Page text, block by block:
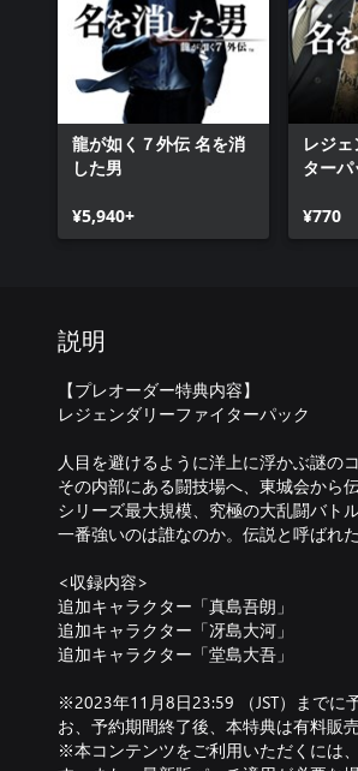
龍が如く７外伝 名を消
した男
¥5,940+
レジ
ターパ
¥770
説明
【プレオーダー特典内容】
レジェンダリーファイターパック
人目を避けるように洋上に浮かぶ謎の
その内部にある闘技場へ、東城会から
シリーズ最大規模、究極の大乱闘バト
一番強いのは誰なのか。伝説と呼ばれ
<収録内容>
追加キャラクター「真島吾朗」
追加キャラクター「冴島大河」
追加キャラクター「堂島大吾」
※2023年11月8日23:59 （JST）までに
お、予約期間終了後、本特典は有料販
※本コンテンツをご利用いただくには